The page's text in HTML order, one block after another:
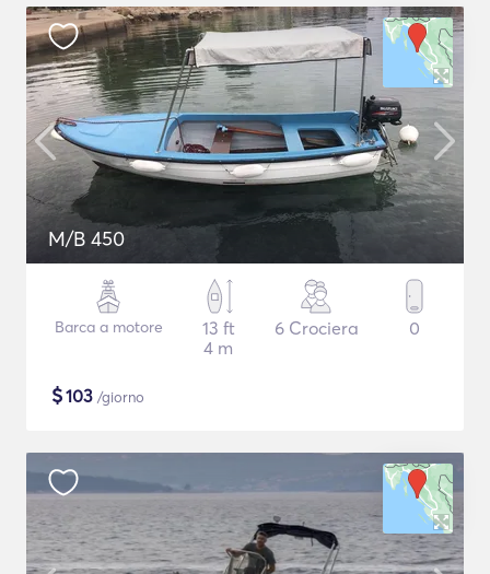
M/B 450
Barca a motore
13 ft
4 m
6 Crociera 0
$103 /giorno